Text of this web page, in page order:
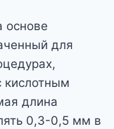
основе
для
кислотным
длина
0,3-0,5 мм в